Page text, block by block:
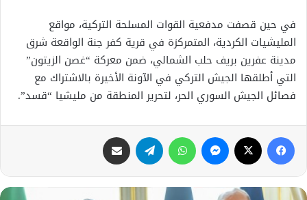
في حين قصفت مدفعية القوات المسلحة التركية، مواقع
المليشيات الكردية، المتمركزة في قرية كفر جنة الواقعة شرق
مدينة عفرين بريف حلب الشمالي، ضمن معركة “غصن الزيتون”
التي أطلقها الجيش التركي في الآونة الأخيرة بالاشتراك مع
فصائل الجيش السوري الحر، لتحرير المنطقة من مليشيا “قسد”.
فيسبوك ماسنجر واتساب تيلقرام